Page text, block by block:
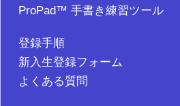
ProPad™ 手書き練習ツール
登録手順
新入生登録フォーム
よくある質問